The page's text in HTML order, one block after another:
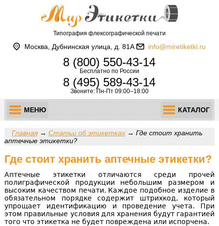
Типография флексографической печати
Москва, Дубнинская улица, д. 81А info@miretiketki.ru
8 (800) 550-43-14
Бесплатно по России
8 (495) 589-43-14
Звоните: Пн-Пт 09:00–18:00
МЕНЮ КАТАЛОГ
Главная→ Статьи об этикетках→ Где стоит хранить
аптечные этикетки?
Где стоит хранить аптечные этикетки?
Аптечные этикетки отличаются среди прочей
полиграфической продукции небольшим размером и
высоким качеством печати. Каждое подобное изделие в
обязательном порядке содержит штрихкод, который
упрощает идентификацию и проведение учета. При
этом правильные условия для хранения будут гарантией
того что этикетка не будет повреждена или испорчена.